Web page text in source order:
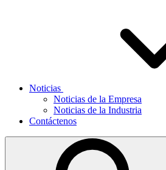
Noticias
Noticias de la Empresa
Noticias de la Industria
Contáctenos